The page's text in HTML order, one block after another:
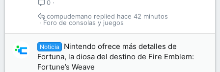
0
Foro de consolas y juegos
hace 42 minutos
compudemano
Noticia
Nintendo ofrece más detalles de
Fortuna, la diosa del destino de Fire Emblem:
Fortune’s Weave